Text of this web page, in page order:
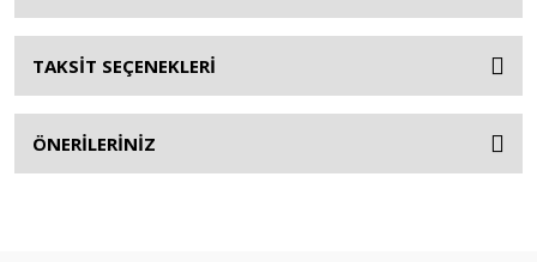
TAKSİT SEÇENEKLERİ
ÖNERİLERİNİZ